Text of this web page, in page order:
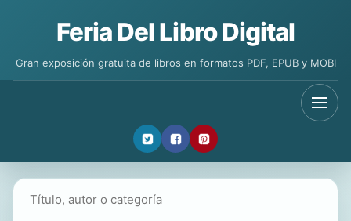
Feria Del Libro Digital
Gran exposición gratuita de libros en formatos PDF, EPUB y MOBI